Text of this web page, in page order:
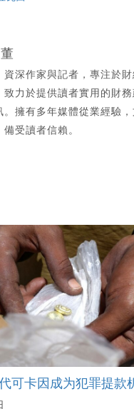
資深作家與記者，專注於
致力於提供讀者實用的財
。擁有多年媒體從業經驗
備受讀者信賴。
可卡因成为犯罪提款